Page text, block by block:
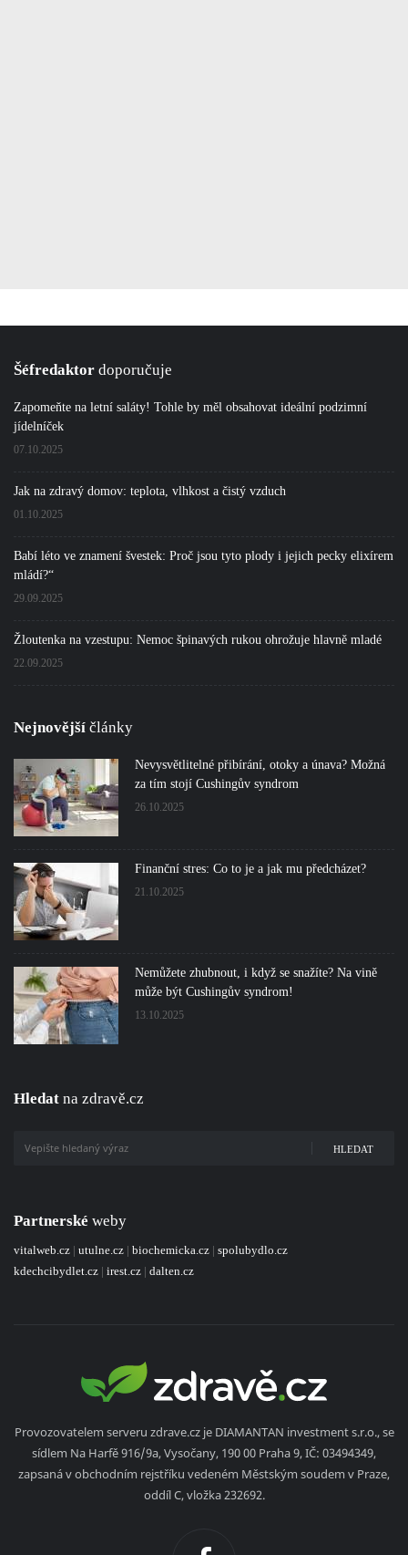
Šéfredaktor doporučuje
Zapomeňte na letní saláty! Tohle by měl obsahovat ideální podzimní
jídelníček
07.10.2025
Jak na zdravý domov: teplota, vlhkost a čistý vzduch
01.10.2025
Babí léto ve znamení švestek: Proč jsou tyto plody i jejich pecky elixírem
mládí?“
29.09.2025
Žloutenka na vzestupu: Nemoc špinavých rukou ohrožuje hlavně mladé
22.09.2025
Nejnovější články
Nevysvětlitelné přibírání, otoky a únava? Možná
za tím stojí Cushingův syndrom
26.10.2025
Finanční stres: Co to je a jak mu předcházet?
21.10.2025
Nemůžete zhubnout, i když se snažíte? Na vině
může být Cushingův syndrom!
13.10.2025
Hledat na zdravě.cz
HLEDAT
Partnerské weby
vitalweb.cz | utulne.cz | biochemicka.cz | spolubydlo.cz
kdechcibydlet.cz | irest.cz | dalten.cz
Provozovatelem serveru zdrave.cz je DIAMANTAN investment s.r.o., se
sídlem Na Harfě 916/9a, Vysočany, 190 00 Praha 9, IČ: 03494349,
zapsaná v obchodním rejstříku vedeném Městským soudem v Praze,
oddíl C, vložka 232692.